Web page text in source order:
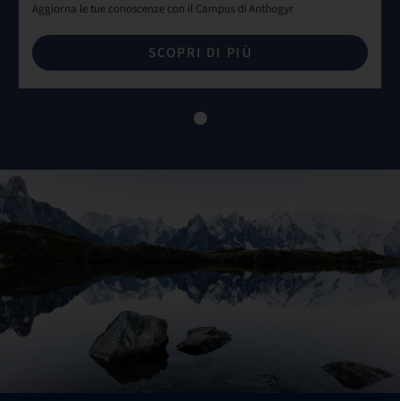
Aggiorna le tue conoscenze con il Campus di Anthogyr
SCOPRI DI PIÙ